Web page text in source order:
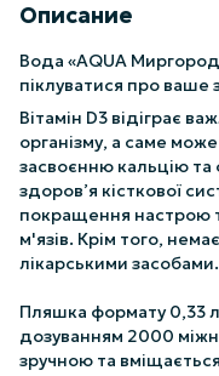
Описание
Вода «AQUA
піклуватися про ваше
Вітамін D3 відіграє
організму, а саме
засвоєнню кальцію
здоров’я кісткової
покращення настрою
м'язів. Крім того,
лікарськими засобами.
Пляшка формату 0,33 л
дозуванням 2000
зручною та